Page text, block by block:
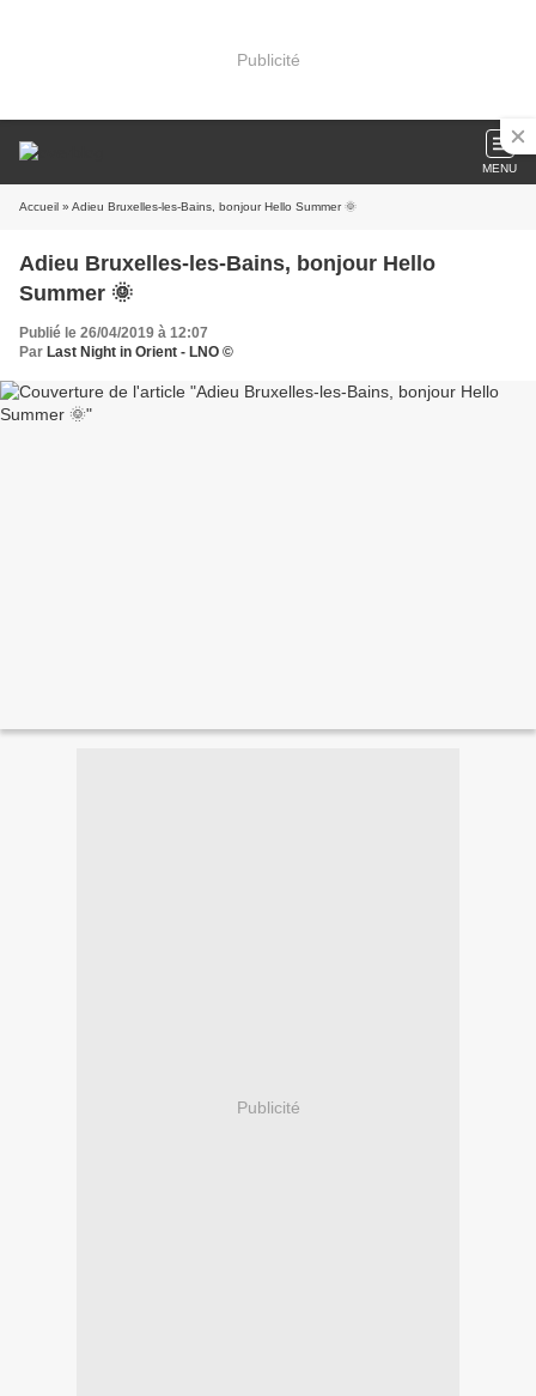
Publicité
MENU
Accueil » Adieu Bruxelles-les-Bains, bonjour Hello Summer 🌞
Adieu Bruxelles-les-Bains, bonjour Hello
Summer 🌞
Publié le 26/04/2019 à 12:07
Par Last Night in Orient - LNO ©
Publicité